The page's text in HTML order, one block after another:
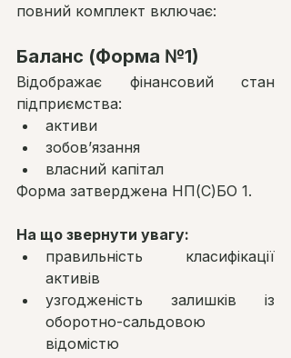
повний комплект включає:
Баланс (Форма №1)
Відображає фінансовий стан
підприємства:
активи
зобов’язання
власний капітал
Форма затверджена НП(С)БО 1.
На що звернути увагу:
правильність класифікації
активів
узгодженість залишків із
оборотно-сальдовою
відомістю